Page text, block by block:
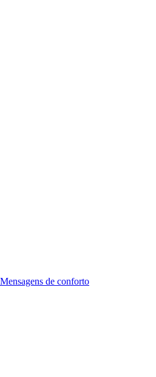
Mensagens de conforto